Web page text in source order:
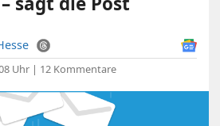
Uhr | 12 Kommentare